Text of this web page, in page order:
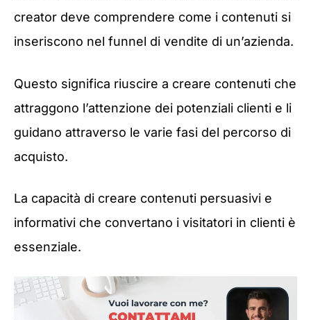
creator deve comprendere come i contenuti si
inseriscono nel funnel di vendite di un’azienda.
Questo significa riuscire a creare contenuti che
attraggono l’attenzione dei potenziali clienti e li
guidano attraverso le varie fasi del percorso di
acquisto.
La capacità di creare contenuti persuasivi e
informativi che convertano i visitatori in clienti è
essenziale.